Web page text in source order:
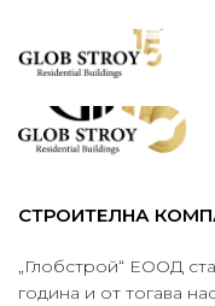
СТРОИТЕЛНА
„Глобстрой“ ЕООД
година и от тогава